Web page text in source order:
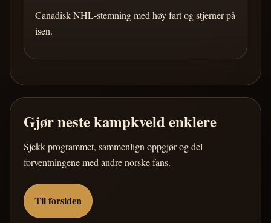
Canadisk NHL-stemning med høy fart og stjerner på
isen.
Gjør neste kampkveld enklere
Sjekk programmet, sammenlign oppgjør og del
forventningene med andre norske fans.
Til forsiden